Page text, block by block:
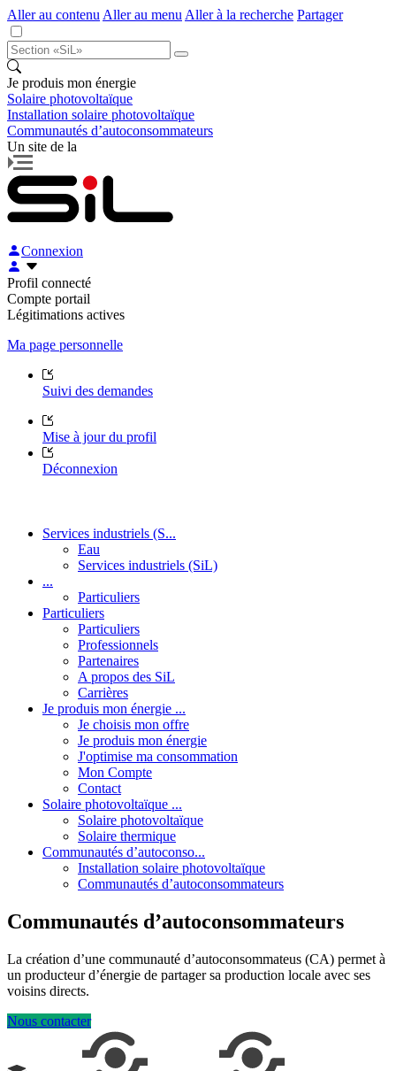
Aller au contenu Aller au menu Aller à la recherche Partager
Je produis mon énergie
Solaire photovoltaïque
Installation solaire photovoltaïque
Communautés d’autoconsommateurs
Un site de la
Connexion
Profil connecté
Compte portail
Légitimations actives
Ma page personnelle
Suivi des demandes
Mise à jour du profil
Déconnexion
Services industriels (S...
Eau
Services industriels (SiL)
...
Particuliers
Particuliers
Particuliers
Professionnels
Partenaires
A propos des SiL
Carrières
Je produis mon énergie ...
Je choisis mon offre
Je produis mon énergie
J'optimise ma consommation
Mon Compte
Contact
Solaire photovoltaïque ...
Solaire photovoltaïque
Solaire thermique
Communautés d’autoconso...
Installation solaire photovoltaïque
Communautés d’autoconsommateurs
Communautés d’autoconsommateurs
La création d’une communauté d’autoconsommateus (CA) permet à
un producteur d’énergie de partager sa production locale avec ses
voisins directs.
Nous contacter